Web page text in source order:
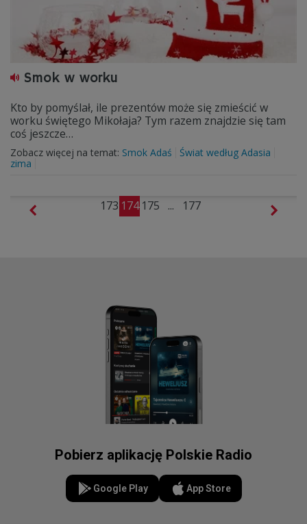
Smok w worku
Kto by pomyślał, ile prezentów może się zmieścić w
worku świętego Mikołaja? Tym razem znajdzie się tam
coś jeszcze…
Zobacz więcej na temat: Smok Adaś
Świat według Adasia
zima
173 174 175 ... 177
Pobierz aplikację Polskie Radio
Google Play App Store